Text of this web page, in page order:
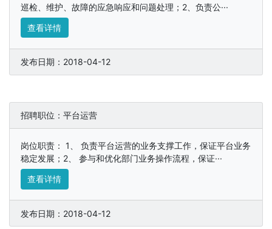
巡检、维护、故障的应急响应和问题处理；2、负责公···
查看详情
发布日期：2018-04-12
招聘职位：平台运营
岗位职责： 1、 负责平台运营的业务支撑工作，保证平台业务
稳定发展；2、 参与和优化部门业务操作流程，保证···
查看详情
发布日期：2018-04-12